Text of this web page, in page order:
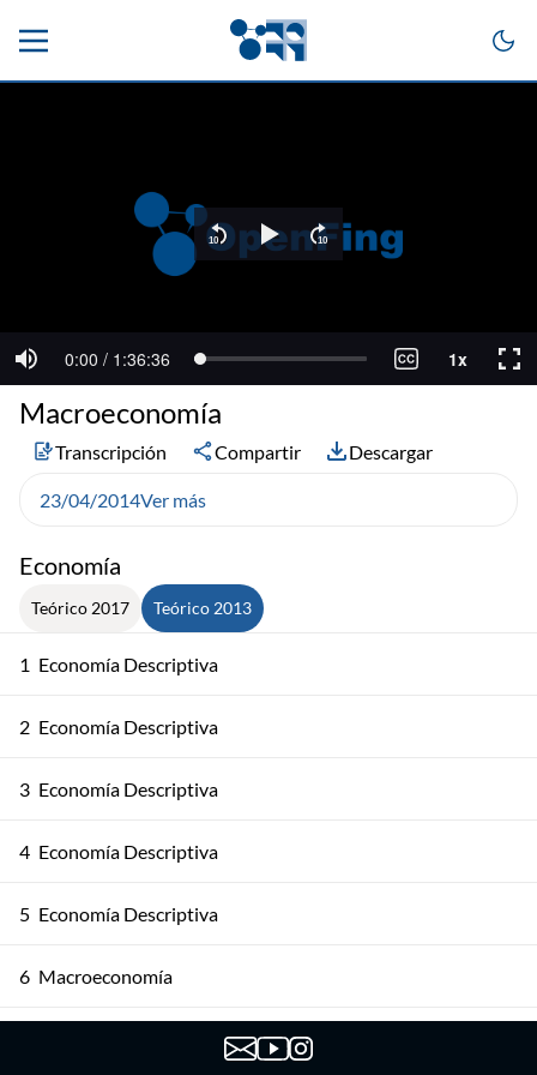
Economía
Teórico 2017 Teórico 2013
1 Economía Descriptiva
2 Economía Descriptiva
3 Economía Descriptiva
4 Economía Descriptiva
5 Economía Descriptiva
6 Macroeconomía
Macroeconomía
Transcripción Compartir Descargar
23/04/2014Ver más